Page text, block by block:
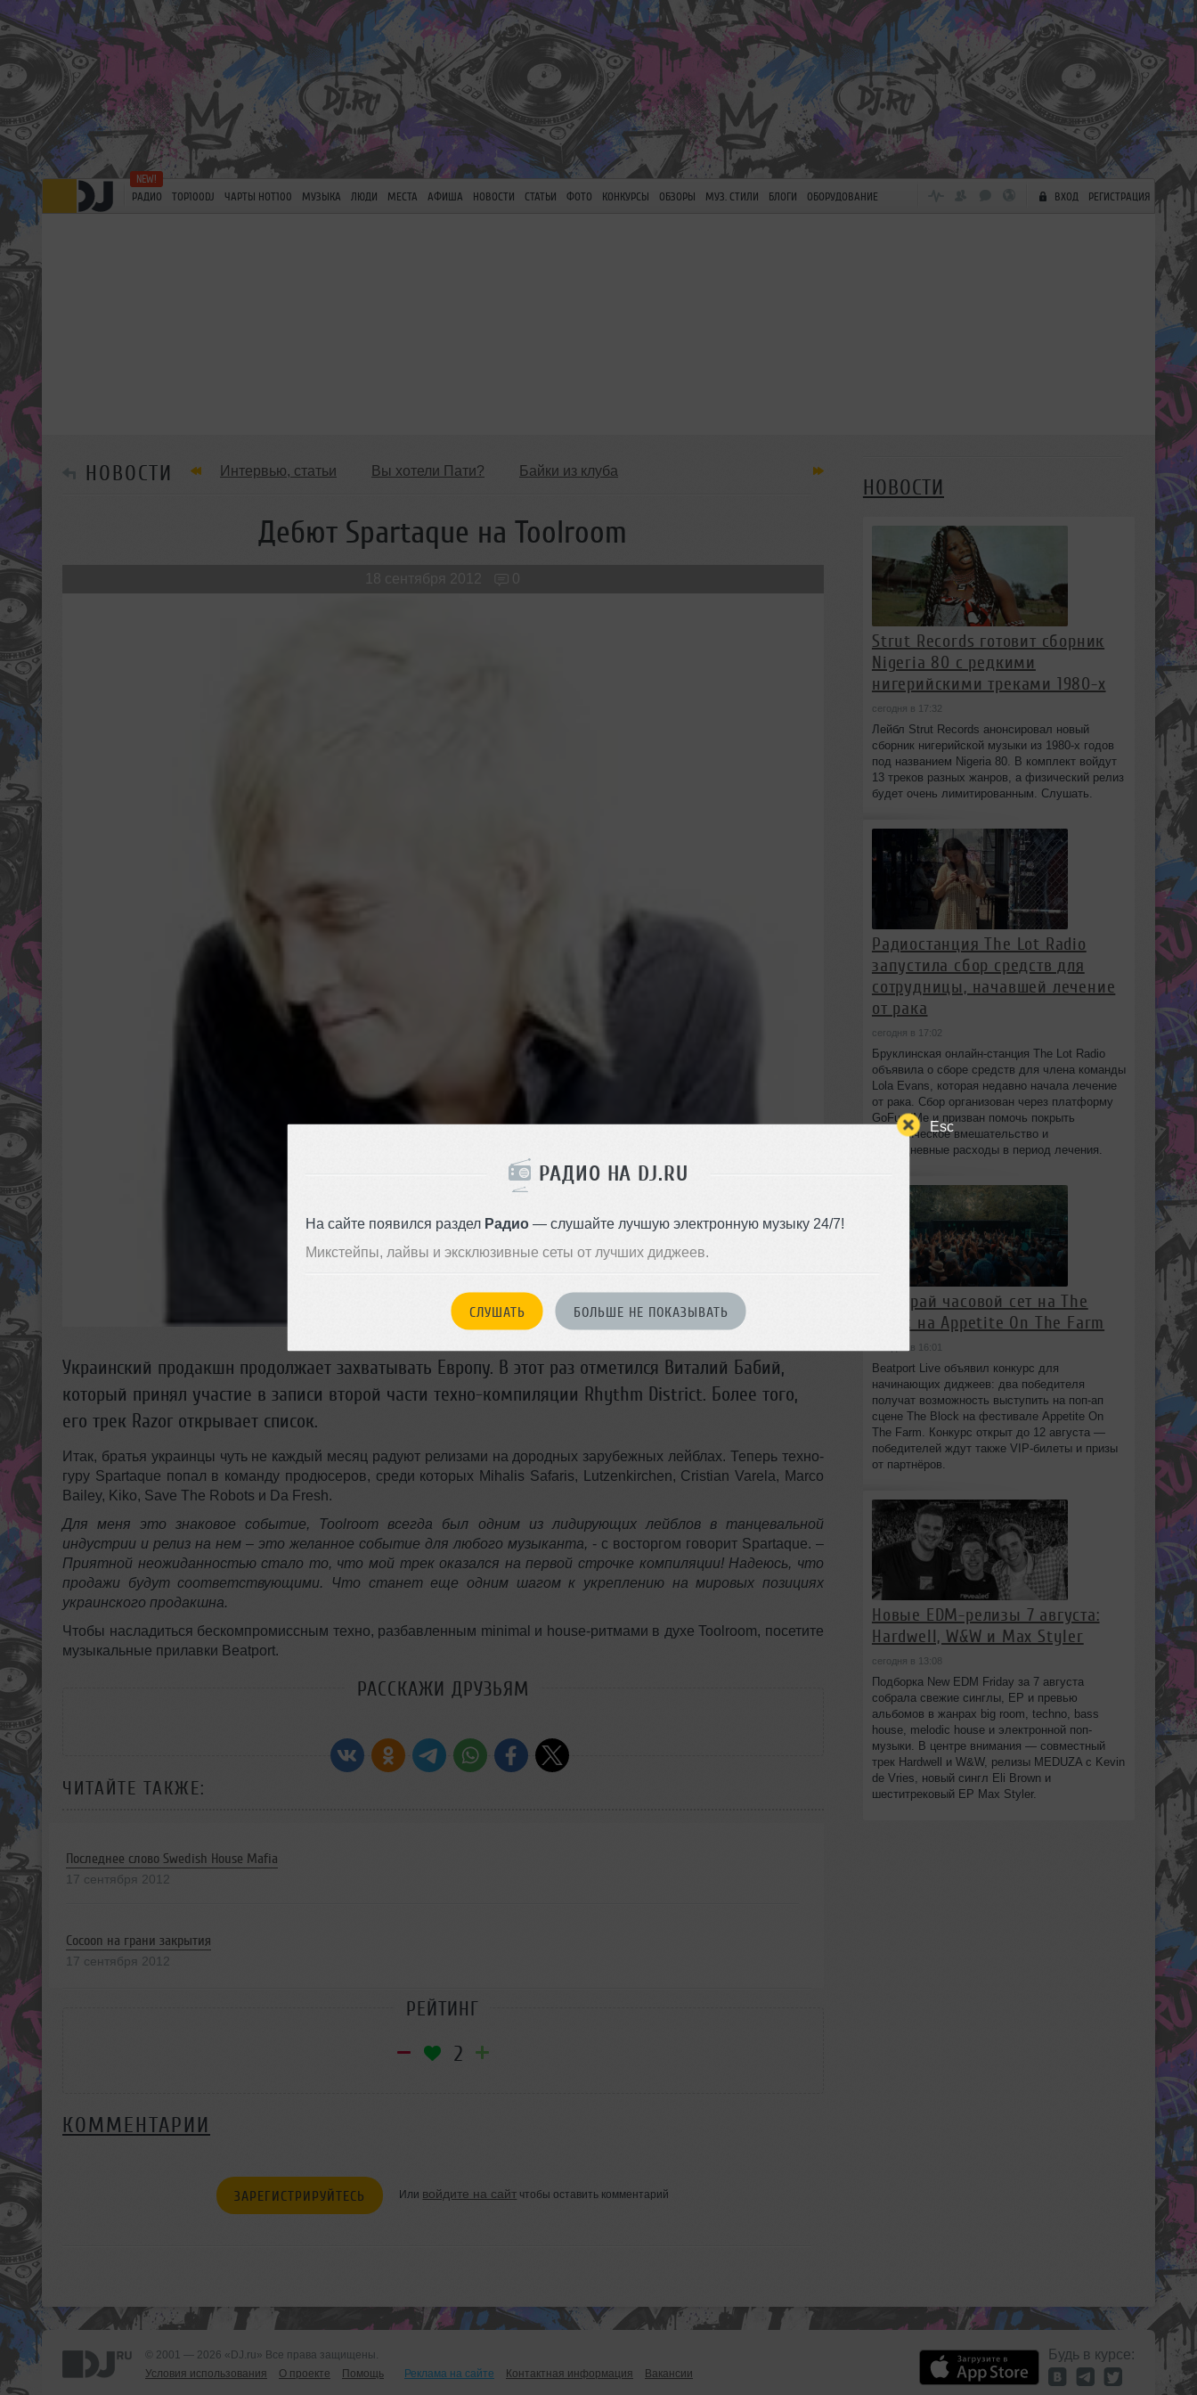
Esc
РАДИО НА DJ.RU
На сайте появился раздел Радио— слушайте лучшую электронную музыку 24/7!
Микстейпы, лайвы и эксклюзивные сеты от лучших диджеев.
СЛУШАТЬ БОЛЬШЕ НЕ ПОКАЗЫВАТЬ
РАДИО TOP100DJ ЧАРТЫ HOT100 МУЗЫКА ЛЮДИ МЕСТА АФИША НОВОСТИ СТАТЬИ ФОТО КОНКУРСЫ ОБЗОРЫ МУЗ. СТИЛИ БЛОГИ ОБОРУДОВАНИЕ ВХОД РЕГИСТРАЦИЯ
НОВОСТИ Интервью, статьи Вы хотели Пати? Байки из клуба
Танцевальные стили Обзоры Вечеринок и Клубов
Дебют Spartaque на Toolroom
Украинский продакшн продолжает захватывать Европу. В этот раз отметился Виталий Бабий,
который принял участие в записи второй части техно-компиляции Rhythm District. Более того,
его трек Razor открывает список.
Итак, братья украинцы чуть не каждый месяц радуют релизами на дородных зарубежных лейблах. Теперь техно-
гуру Spartaque попал в команду продюсеров, среди которых Mihalis Safaris, Lutzenkirchen, Cristian Varela, Marco
Bailey, Kiko, Save The Robots и Da Fresh.
Для меня это знаковое событие, Toolroom всегда был одним из лидирующих лейблов в танцевальной
индустрии и релиз на нем – это желанное событие для любого музыканта, - с восторгом говорит Spartaque. –
Приятной неожиданностью стало то, что мой трек оказался на первой строчке компиляции! Надеюсь, что
продажи будут соответствующими. Что станет еще одним шагом к укреплению на мировых позициях
украинского продакшна.
Чтобы насладиться бескомпромиссным техно, разбавленным minimal и house-ритмами в духе Toolroom, посетите
музыкальные прилавки Beatport.
РАССКАЖИ ДРУЗЬЯМ
ЧИТАЙТЕ ТАКЖЕ:
Последнее слово Swedish House Mafia
17 сентября 2012
Cocoon на грани закрытия
17 сентября 2012
РЕЙТИНГ
2
КОММЕНТАРИИ
ЗАРЕГИСТРИРУЙТЕСЬ Или войдите на сайт чтобы оставить комментарий
НОВОСТИ
Strut Records готовит сборник
Nigeria 80 с редкими
нигерийскими треками 1980-х
сегодня в 17:32
Лейбл Strut Records анонсировал новый
сборник нигерийской музыки из 1980-х годов
под названием Nigeria 80. В комплект войдут
13 треков разных жанров, а физический релиз
будет очень лимитированным. Слушать.
Радиостанция The Lot Radio
запустила сбор средств для
сотрудницы, начавшей лечение
от рака
сегодня в 17:02
Бруклинская онлайн-станция The Lot Radio
объявила о сборе средств для члена команды
Lola Evans, которая недавно начала лечение
от рака. Сбор организован через платформу
GoFundMe и призван помочь покрыть
хирургическое вмешательство и
повседневные расходы в период лечения.
Выиграй часовой сет на The
Block на Appetite On The Farm
сегодня в 16:01
Beatport Live объявил конкурс для
начинающих диджеев: два победителя
получат возможность выступить на поп‑ап
сцене The Block на фестивале Appetite On
The Farm. Конкурс открыт до 12 августа —
победителей ждут также VIP‑билеты и призы
от партнёров.
Новые EDM-релизы 7 августа:
Hardwell, W&W и Max Styler
сегодня в 13:08
Подборка New EDM Friday за 7 августа
собрала свежие синглы, EP и превью
альбомов в жанрах big room, techno, bass
house, melodic house и электронной поп-
музыки. В центре внимания — совместный
трек Hardwell и W&W, релизы MEDUZA с Kevin
de Vries, новый сингл Eli Brown и
шеститрековый EP Max Styler.
© 2001 — 2026 «DJ.ru» Все права защищены.
Условия использования
О проекте Помощь Реклама на сайте Контактная информация Вакансии
Будь в курсе: